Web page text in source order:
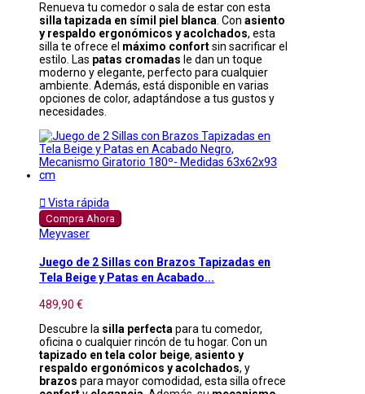
Renueva tu comedor o sala de estar con esta
silla tapizada en símil piel blanca . Con asiento
y respaldo ergonómicos y acolchados, esta
silla te ofrece el máximo confortsin sacrificar el
estilo. Las patas cromadas le dan un toque
moderno y elegante, perfecto para cualquier
ambiente. Además, está disponible en varias
opciones de color, adaptándose a tus gustos y
necesidades.
 Vista rápida
Compra Ahora
Meyvaser
Juego de 2 Sillas con Brazos Tapizadas en
Tela Beige y Patas en Acabado...
489,90 €
Descubre la silla perfecta para tu comedor,
oficina o cualquier rincón de tu hogar. Con un
tapizado en tela color beige, asiento y
respaldo ergonómicos y acolchados, y
brazos para mayor comodidad, esta silla ofrece